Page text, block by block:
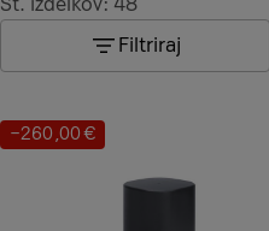
Filtriraj
Prihranek:
−260,00 €